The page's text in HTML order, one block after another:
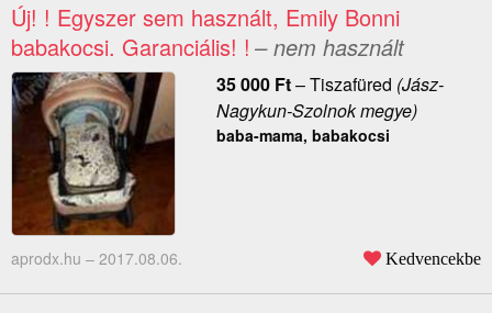
Új! ! Egyszer sem használt, Emily Bonni
babakocsi. Garanciális! ! – nem használt
35 000 Ft–Tiszafüred (Jász-
Nagykun-Szolnok megye)
baba-mama, babakocsi
aprodx.hu – 2017.08.06. Kedvencekbe